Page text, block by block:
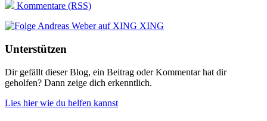
Kommentare (RSS)
XING
Unterstützen
Dir gefällt dieser Blog, ein Beitrag oder Kommentar hat dir
geholfen? Dann zeige dich erkenntlich.
Lies hier wie du helfen kannst